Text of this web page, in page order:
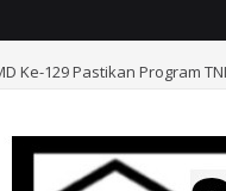
Ke-129 Pastikan Program